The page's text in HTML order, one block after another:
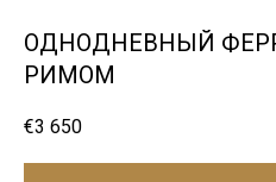
ОДНОДНЕВНЫЙ
РИМОМ
€3 650